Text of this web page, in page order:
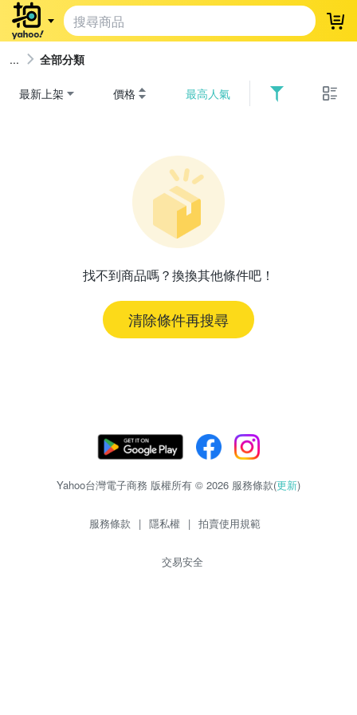
登
全部分類
最新上架 價格 最高人氣
找不到商品嗎？換換其他條件吧！
清除條件再搜尋
Yahoo台灣電子商務 版權所有 © 2026 服務條款(更新)
服務條款 | 隱私權 | 拍賣使用規範
交易安全